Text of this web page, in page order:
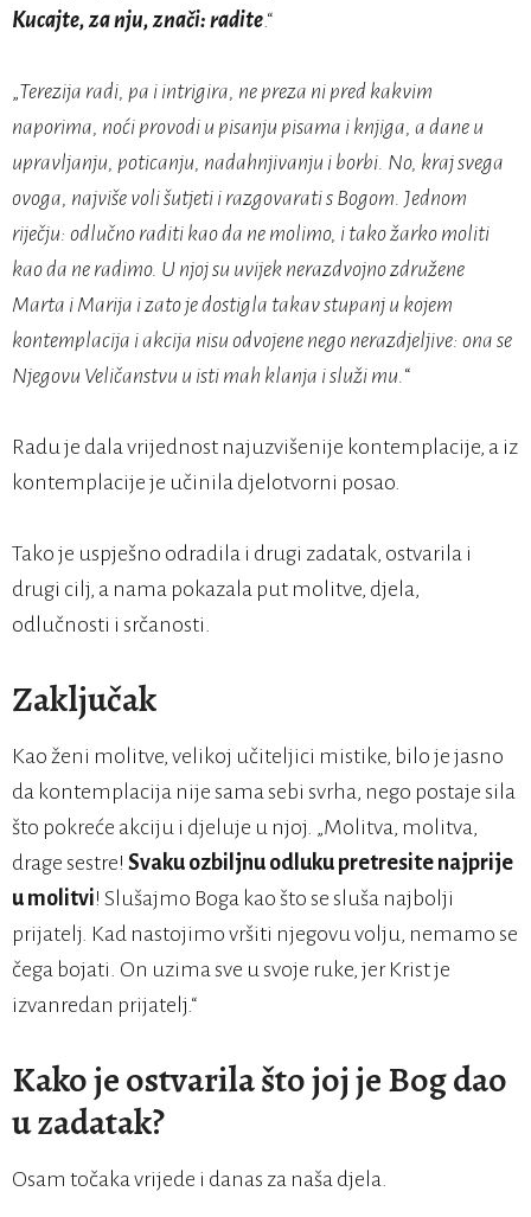
Kucajte, za nju, znači: radite.“
„Terezija radi, pa i intrigira, ne preza ni pred kakvim
naporima, noći provodi u pisanju pisama i knjiga, a dane u
upravljanju, poticanju, nadahnjivanju i borbi. No, kraj svega
ovoga, najviše voli šutjeti i razgovarati s Bogom. Jednom
riječju: odlučno raditi kao da ne molimo, i tako žarko moliti
kao da ne radimo. U njoj su uvijek nerazdvojno združene
Marta i Marija i zato je dostigla takav stupanj u kojem
kontemplacija i akcija nisu odvojene nego nerazdjeljive: ona se
Njegovu Veličanstvu u isti mah klanja i služi mu.“
Radu je dala vrijednost najuzvišenije kontemplacije, a iz
kontemplacije je učinila djelotvorni posao.
Tako je uspješno odradila i drugi zadatak, ostvarila i
drugi cilj, a nama pokazala put molitve, djela,
odlučnosti i srčanosti.
Zaključak
Kao ženi molitve, velikoj učiteljici mistike, bilo je jasno
da kontemplacija nije sama sebi svrha, nego postaje sila
što pokreće akciju i djeluje u njoj. „Molitva, molitva,
drage sestre! Svaku ozbiljnu odluku pretresite najprije
u molitvi! Slušajmo Boga kao što se sluša najbolji
prijatelj. Kad nastojimo vršiti njegovu volju, nemamo se
čega bojati. On uzima sve u svoje ruke, jer Krist je
izvanredan prijatelj.“
Kako je ostvarila što joj je Bog dao
u zadatak?
Osam točaka vrijede i danas za naša djela.